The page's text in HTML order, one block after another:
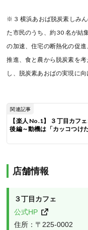
※３ 横浜あおば脱炭素しみ
た市民のうち、約 30 名が結
の加速、住宅の断熱化の促
推進、食と農から脱炭素を
し、脱炭素あおばの実現に
関連記事
【楽人 No.1】 ３丁目カフ
後編～動機は「カッコつけ
店舗情報
３丁目カフェ
公式HP
住所：〒225-0002